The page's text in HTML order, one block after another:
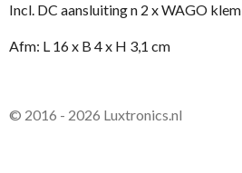
Incl. DC aansluiting n 2 x WAGO klem
Afm: L 16 x B 4 x H 3,1 cm
© 2016 - 2026 Luxtronics.nl